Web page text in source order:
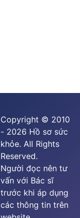
Copyright © 2010
- 2026 Hồ sơ sức
khỏe. All Rights
Reserved.
Người đọc nên tư
vấn với Bác sĩ
trước khi áp dụng
các thông tin trên